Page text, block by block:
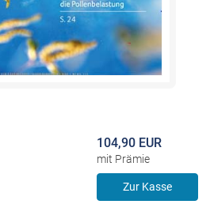
104,90 EUR
mit Prämie
Zur Kasse